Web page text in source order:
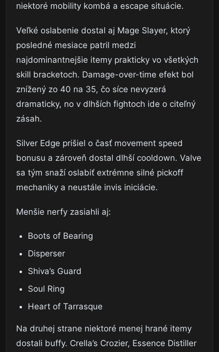
niektoré mobility kombá a escape situácie.
Veľké oslabenie dostal aj Mage Slayer, ktorý
posledné mesiace patril medzi
najdominantnejšie itemy prakticky vo všetkých
skill bracketoch. Damage-over-time efekt bol
znížený zo 40 na 35, čo síce nevyzerá
dramaticky, no v dlhších fightoch ide o citeľný
zásah.
Silver Edge prišiel o časť movement speed
bonusu a zároveň dostal dlhší cooldown. Valve
sa tým snaží oslabiť extrémne silné pickoff
mechaniky a neustále invis iniciácie.
Menšie nerfy zasiahli aj:
Boots of Bearing
Disperser
Shiva’s Guard
Soul Ring
Heart of Tarrasque
Na druhej strane niektoré menej hrané itemy
dostali buffy. Crella’s Crozier, Essence Distiller